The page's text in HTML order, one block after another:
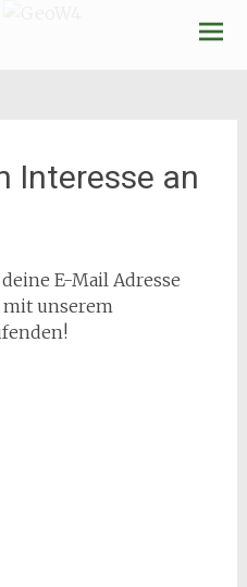
Interesse an
E-Mail Adresse
unserem